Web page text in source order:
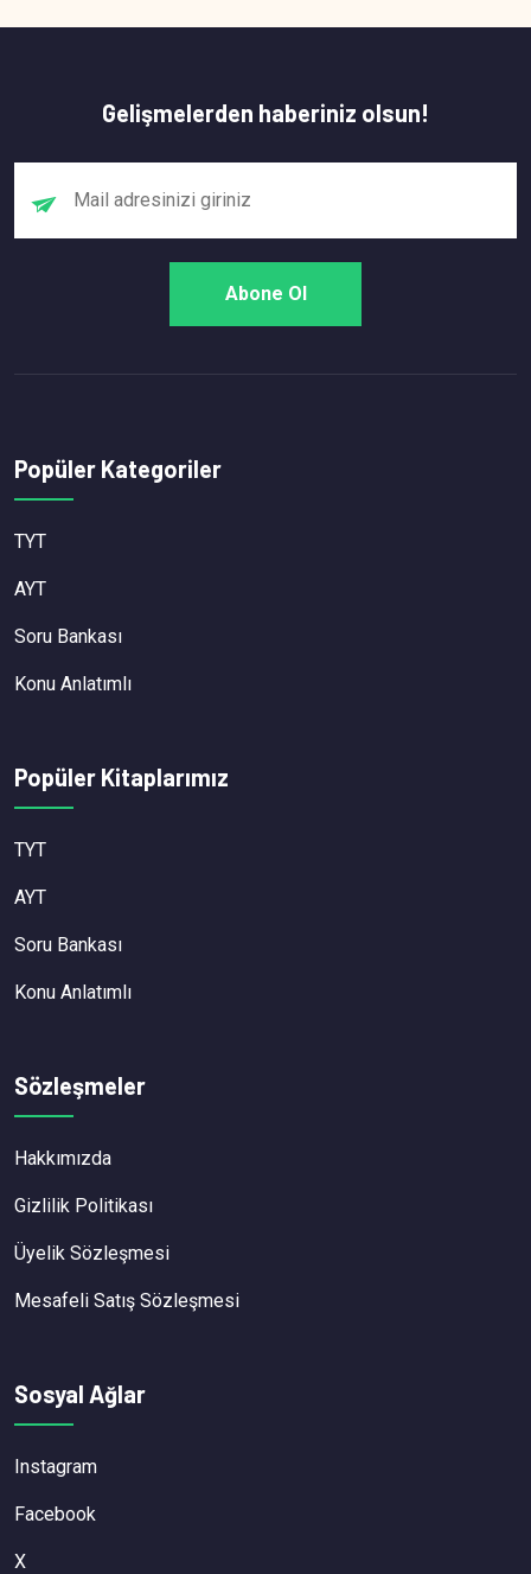
Gelişmelerden haberiniz olsun!
Popüler Kategoriler
TYT
AYT
Soru Bankası
Konu Anlatımlı
Popüler Kitaplarımız
TYT
AYT
Soru Bankası
Konu Anlatımlı
Sözleşmeler
Hakkımızda
Gizlilik Politikası
Üyelik Sözleşmesi
Mesafeli Satış Sözleşmesi
Sosyal Ağlar
Instagram
Facebook
X